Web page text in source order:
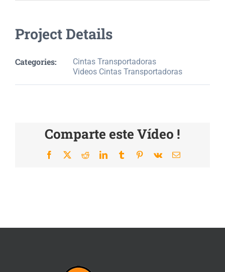
Project Details
Categories:
Cintas Transportadoras
Videos Cintas Transportadoras
Comparte este Vídeo !
Facebook
X RedditLinkedInTumblrPinterest
Vk Email